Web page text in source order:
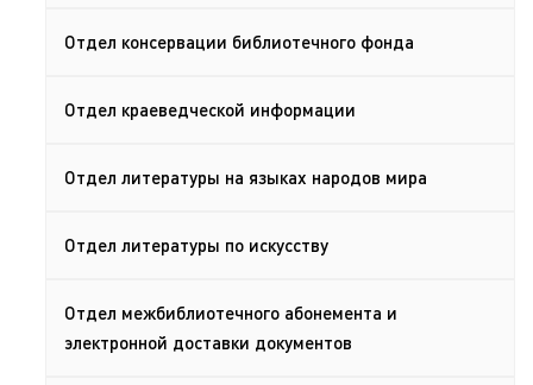
Отдел консервации библиотечного фонда
Отдел краеведческой информации
Отдел литературы на языках народов мира
Отдел литературы по искусству
Отдел межбиблиотечного абонемента и
электронной доставки документов